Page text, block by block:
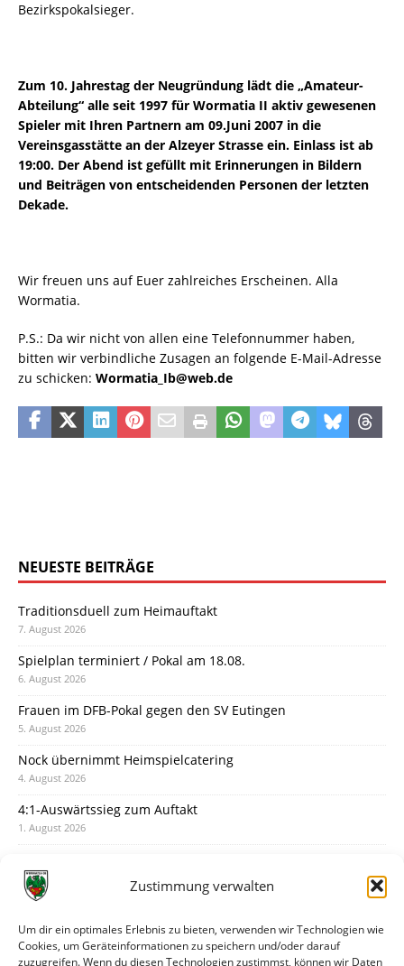
Zustimmung verwalten
Um dir ein optimales Erlebnis zu bieten, verwenden wir Technologien wie
Cookies, um Geräteinformationen zu speichern und/oder darauf
zuzugreifen. Wenn du diesen Technologien zustimmst, können wir Daten
Bezirkspokalsieger.
Zum 10. Jahrestag der Neugründung lädt die „Amateur-
Abteilung“ alle seit 1997 für Wormatia II aktiv gewesenen
Spieler mit Ihren Partnern am 09.Juni 2007 in die
Vereinsgasstätte an der Alzeyer Strasse ein. Einlass ist ab
19:00. Der Abend ist gefüllt mit Erinnerungen in Bildern
und Beiträgen von entscheidenden Personen der letzten
Dekade.
Wir freuen uns auf Euer zahlreiches Erscheinen. Alla
Wormatia.
P.S.: Da wir nicht von allen eine Telefonnummer haben,
bitten wir verbindliche Zusagen an folgende E-Mail-Adresse
zu schicken: Wormatia_Ib@web.de
NEUESTE BEITRÄGE
Traditionsduell zum Heimauftakt
7. August 2026
Spielplan terminiert / Pokal am 18.08.
6. August 2026
Frauen im DFB-Pokal gegen den SV Eutingen
5. August 2026
Nock übernimmt Heimspielcatering
4. August 2026
4:1-Auswärtssieg zum Auftakt
1. August 2026
31. Juli 2026
30. Juli 2026
Deine Spielminute: 89+1